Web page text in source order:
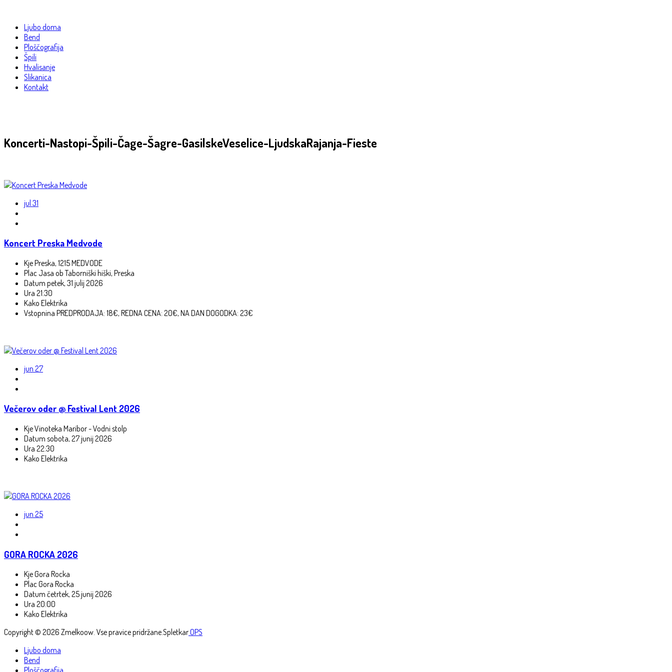
Ljubo doma
Bend
Ploščografija
Špili
Hvalisanje
Slikanica
Kontakt
Koncerti-Nastopi-Špili-Čage-Šagre-GasilskeVeselice-LjudskaRajanja-Fieste
jul 31
Koncert Preska Medvode
KjePreska, 1215 MEDVODE
Plac Jasa ob Taborniški hiški, Preska
Datum petek, 31 julij 2026
Ura 21:30
Kako Elektrika
Vstopnina PREDPRODAJA: 18€, REDNA CENA: 20€, NA DAN DOGODKA: 23€
jun 27
Večerov oder @ Festival Lent 2026
KjeVinoteka Maribor - Vodni stolp
Datum sobota, 27 junij 2026
Ura 22:30
Kako Elektrika
jun 25
GORA ROCKA 2026
KjeGora Rocka
PlacGora Rocka
Datum četrtek, 25 junij 2026
Ura 20:00
Kako Elektrika
Copyright © 2026 Zmelkoow. Vse pravice pridržane.SpletkarOPS
Ljubo doma
Bend